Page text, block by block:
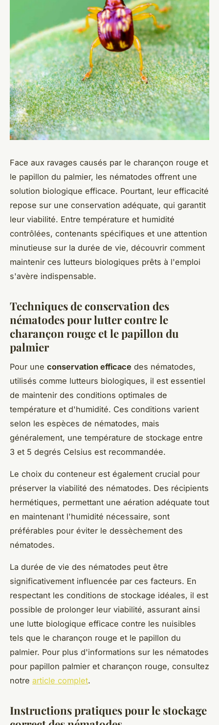
Face aux ravages causés par le charançon rouge et
le papillon du palmier, les nématodes offrent une
solution biologique efficace. Pourtant, leur efficacité
repose sur une conservation adéquate, qui garantit
leur viabilité. Entre température et humidité
contrôlées, contenants spécifiques et une attention
minutieuse sur la durée de vie, découvrir comment
maintenir ces lutteurs biologiques prêts à l'emploi
s'avère indispensable.
Techniques de conservation des
nématodes pour lutter contre le
charançon rouge et le papillon du
palmier
Pour une conservation efficace des nématodes,
utilisés comme lutteurs biologiques, il est essentiel
de maintenir des conditions optimales de
température et d'humidité. Ces conditions varient
selon les espèces de nématodes, mais
généralement, une température de stockage entre
3 et 5 degrés Celsius est recommandée.
Le choix du conteneur est également crucial pour
préserver la viabilité des nématodes. Des récipients
hermétiques, permettant une aération adéquate tout
en maintenant l'humidité nécessaire, sont
préférables pour éviter le dessèchement des
nématodes.
La durée de vie des nématodes peut être
significativement influencée par ces facteurs. En
respectant les conditions de stockage idéales, il est
possible de prolonger leur viabilité, assurant ainsi
une lutte biologique efficace contre les nuisibles
tels que le charançon rouge et le papillon du
palmier. Pour plus d'informations sur les nématodes
pour papillon palmier et charançon rouge, consultez
notre article complet.
Instructions pratiques pour le stockage